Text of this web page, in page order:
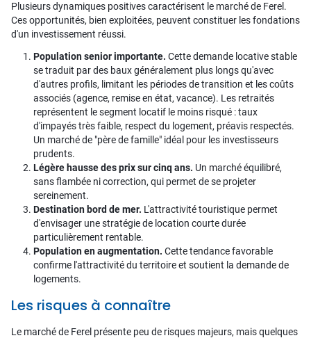
Plusieurs dynamiques positives caractérisent le marché de Ferel.
Ces opportunités, bien exploitées, peuvent constituer les fondations
d'un investissement réussi.
Population senior importante. Cette demande locative stable
se traduit par des baux généralement plus longs qu'avec
d'autres profils, limitant les périodes de transition et les coûts
associés (agence, remise en état, vacance). Les retraités
représentent le segment locatif le moins risqué : taux
d'impayés très faible, respect du logement, préavis respectés.
Un marché de "père de famille" idéal pour les investisseurs
prudents.
Légère hausse des prix sur cinq ans. Un marché équilibré,
sans flambée ni correction, qui permet de se projeter
sereinement.
Destination bord de mer. L'attractivité touristique permet
d'envisager une stratégie de location courte durée
particulièrement rentable.
Population en augmentation. Cette tendance favorable
confirme l'attractivité du territoire et soutient la demande de
logements.
Les risques à connaître
Le marché de Ferel présente peu de risques majeurs, mais quelques